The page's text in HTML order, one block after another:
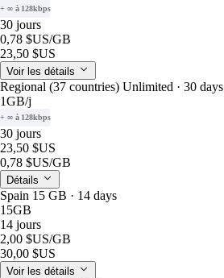
+ ∞ à 128kbps
30 jours
0,78 $US/GB
23,50 $US
Voir les détails
Regional (37 countries) Unlimited · 30 days
1GB/j
+ ∞ à 128kbps
30 jours
23,50 $US
0,78 $US/GB
Détails
Spain 15 GB · 14 days
15GB
14 jours
2,00 $US/GB
30,00 $US
Voir les détails